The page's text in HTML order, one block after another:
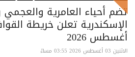
تضم أحياء العامرية
الإسكندرية تعلن خريطة
أغسطس 2026
الاثنين 03 أغسطس 2026 03:55 مساءً